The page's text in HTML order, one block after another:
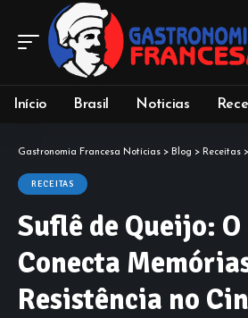
Início Brasil Noticias
Gastronomia Francesa Notícias > Blog > Receitas >
RECEITAS
Suflê de Queijo:
Conecta
Resistência no